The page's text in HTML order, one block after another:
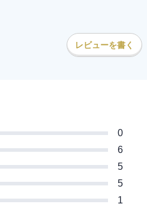
レビューを書く
0
6
5
5
1